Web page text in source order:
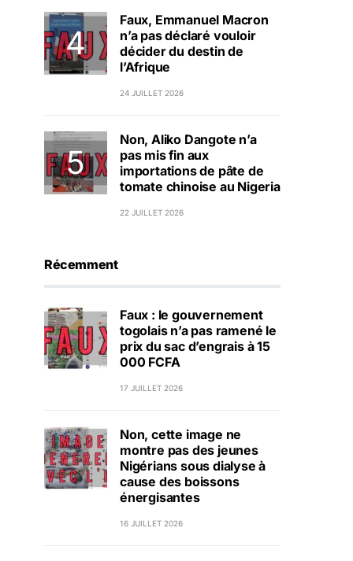
Faux, Emmanuel Macron
n’a pas déclaré vouloir
décider du destin de
l’Afrique
24 JUILLET 2026
Non, Aliko Dangote n’a
pas mis fin aux
importations de pâte de
tomate chinoise au Nigeria
22 JUILLET 2026
Récemment
Faux : le gouvernement
togolais n’a pas ramené le
prix du sac d’engrais à 15
000 FCFA
17 JUILLET 2026
Non, cette image ne
montre pas des jeunes
Nigérians sous dialyse à
cause des boissons
énergisantes
16 JUILLET 2026